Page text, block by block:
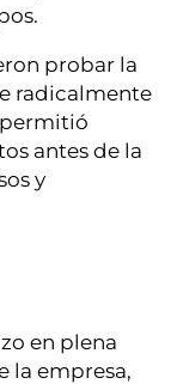
probar la
radicalmente
permitió
antes de la
y
en plena
la empresa,